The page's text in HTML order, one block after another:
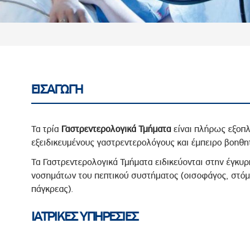
Προσωπικού, Στελεχών και Συνεργατών
Πληροφοριών
Αποδοχών - Υποψηφιοτήτων
Ελέγχου Κανονισμός Λειτουργίας
2023
2024
Τρίτων Μερών
Προστασίας και Προαγωγής των Δικαιωμάτων των
ΕΙΣΑΓΩΓΗ
Τα τρία Γαστρεντερολογικά Τμήματα είναι πλήρως
εξειδικευμένους γαστρεντερολόγους και έμπειρο
Τα Γαστρεντερολογικά Τμήματα ειδικεύονται στην
νοσημάτων του πεπτικού συστήματος (οισοφάγος,
πάγκρεας).
ΙΑΤΡΙΚΕΣ ΥΠΗΡΕΣΙΕΣ